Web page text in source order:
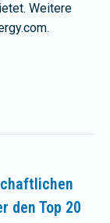
Weitere
den Top 20